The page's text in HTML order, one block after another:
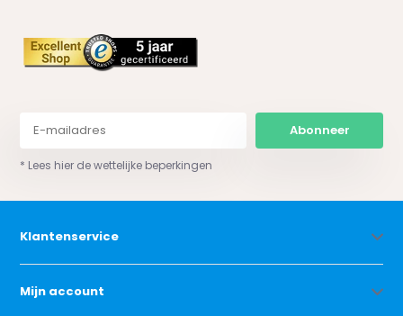
Abonneer
* Lees hier de wettelijke beperkingen
Klantenservice
Mijn account